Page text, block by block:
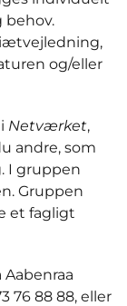
behov.
og/eller
Netværket,
andre, som
I gruppen
Gruppen
et fagligt
76 88 88, eller